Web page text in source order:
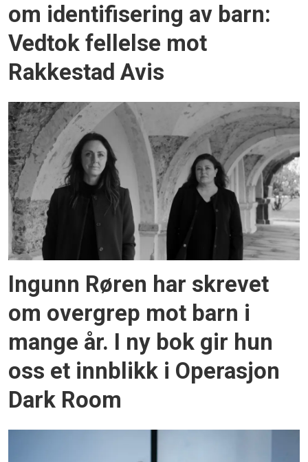
om identifisering av barn:
Vedtok fellelse mot
Rakkestad Avis
Ingunn Røren har skrevet
om overgrep mot barn i
mange år. I ny bok gir hun
oss et innblikk i Operasjon
Dark Room